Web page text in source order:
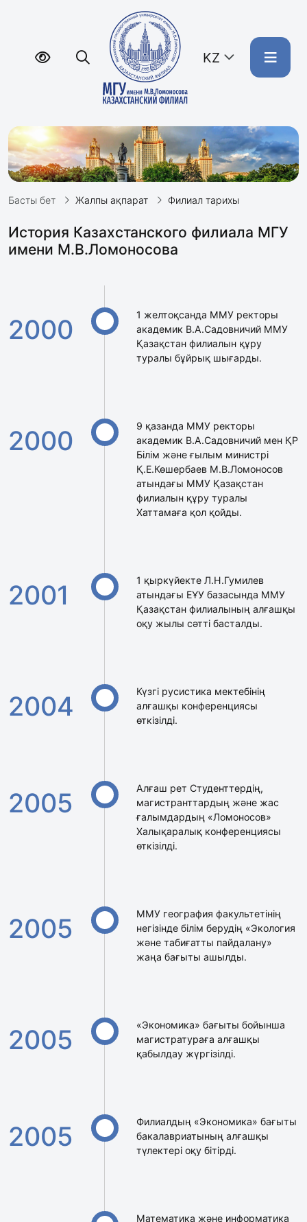
KZ
Басты бет Жалпы ақпарат Филиал тарихы
История Казахстанского филиала МГУ
имени М.В.Ломоносова
2000
1 желтоқсанда ММУ ректоры
академик В.А.Садовничий ММУ
Қазақстан филиалын құру
туралы бұйрық шығарды.
2000
9 қазанда ММУ ректоры
академик В.А.Садовничий мен ҚР
Білім және ғылым министрі
Қ.Е.Көшербаев М.В.Ломоносов
атындағы ММУ Қазақстан
филиалын құру туралы
Хаттамаға қол қойды.
2001
1 қыркүйекте Л.Н.Гумилев
атындағы ЕҰУ базасында ММУ
Қазақстан филиалының алғашқы
оқу жылы сәтті басталды.
2004
Күзгі русистика мектебінің
алғашқы конференциясы
өткізілді.
2005
Алғаш рет Студенттердің,
магистранттардың және жас
ғалымдардың «Ломоносов»
Халықаралық конференциясы
өткізілді.
2005
ММУ география факультетінің
негізінде білім берудің «Экология
және табиғатты пайдалану»
жаңа бағыты ашылды.
2005
«Экономика» бағыты бойынша
магистратураға алғашқы
қабылдау жүргізілді.
2005
Филиалдың «Экономика» бағыты
бакалавриатының алғашқы
түлектері оқу бітірді.
Математика және информатика